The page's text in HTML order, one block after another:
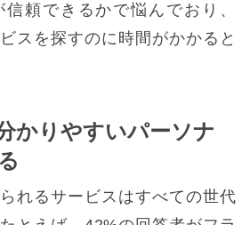
頼できるかで悩んでおり、
スを探すのに時間がかかると
かりやすいパーソナ
れるサービスはすべての世代